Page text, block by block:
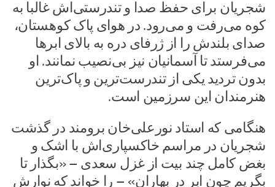
شجریان برای حفظ صدا و تندرستی‌اش غالبا به
کوه می‌رفت و می‌رود. در هوای پاک کوهستان،
صدای بلندش را از ژرفای دره به بالای ابر‌ها
می‌فرستد تا آسمانیان نیز بی‌نصیب نمانند. او
بدون تردید یکی از تندرست‌ترین و پاک‌ترین
هنرمندان این سرزمین است.
هنگامی که استاد نور‌علی‌خان برومند در گذشت
شجریان در مراسم خاکسپاری‌اش با اشک و
بغض کامل چند بیت از غزل سعدی – «بگذار تا
بگریم چون ابر در بهاران» – را خواند که نوارش